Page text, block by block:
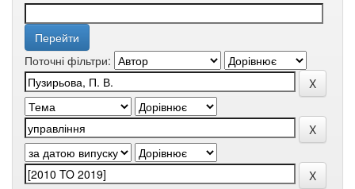
Поточні фільтри: